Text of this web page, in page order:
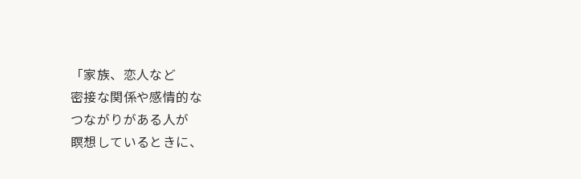
「家族、恋人など
密接な関係や感情的な
つながりがある人が
瞑想しているときに、